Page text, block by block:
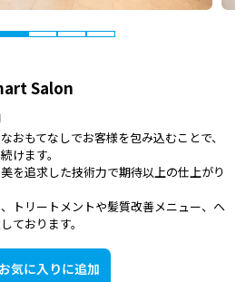
Salon
おもてなしでお客様を包み込むことで、
けます。
を追求した技術力で期待以上の仕上がり
トリートメントや髪質改善メニュー、ヘ
ております。
気に入りに追加